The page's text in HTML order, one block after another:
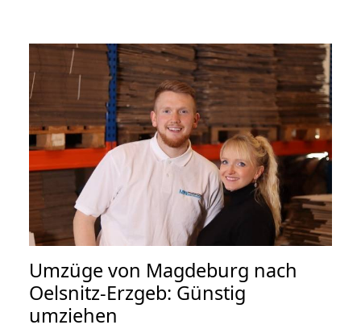
Umzüge von Magdeburg nach
Oelsnitz-Erzgeb: Günstig
umziehen